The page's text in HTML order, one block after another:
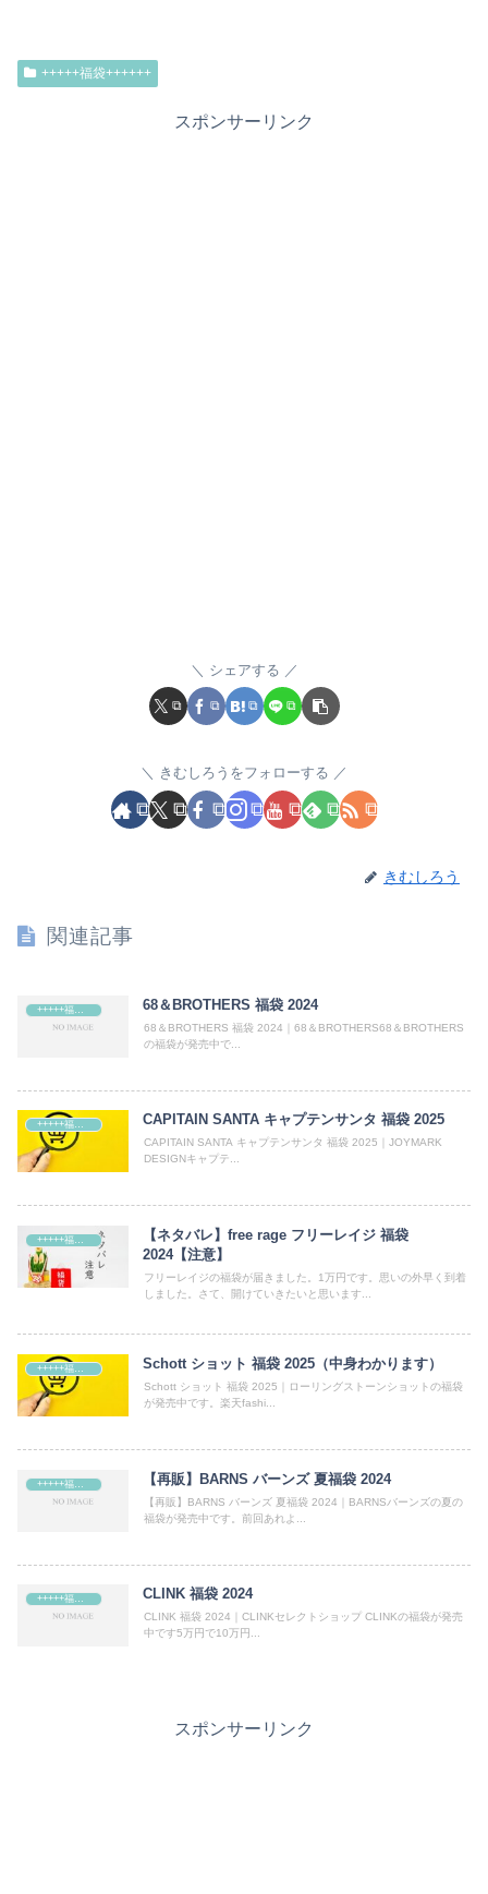
+++++福袋++++++
スポンサーリンク
シェアする
きむしろうをフォローする
きむしろう
関連記事
68＆BROTHERS 福袋 2024
68＆BROTHERS 福袋 2024｜68＆BROTHERS68＆BROTHERS
の福袋が発売中で...
+++++福袋++++++ CAPITAIN SANTA キャプテンサンタ 福袋 2025
CAPITAIN SANTA キャプテンサンタ 福袋 2025｜JOYMARK
DESIGNキャプテ...
+++++福袋++++++
【ネタバレ】free rage フリーレイジ 福袋
2024【注意】
フリーレイジの福袋が届きました。1万円です。思いの外早く到着
しました。さて、開けていきたいと思います...
+++++福袋++++++ Schott ショット 福袋 2025（中身わかります）
Schott ショット 福袋 2025｜ローリングストーンショットの福袋
が発売中です。楽天fashi...
【再販】BARNS バーンズ 夏福袋 2024
【再販】BARNS バーンズ 夏福袋 2024｜BARNSバーンズの夏の
福袋が発売中です。前回あれよ...
+++++福袋++++++ CLINK 福袋 2024
CLINK 福袋 2024｜CLINKセレクトショップ CLINKの福袋が発売
中です5万円で10万円...
スポンサーリンク